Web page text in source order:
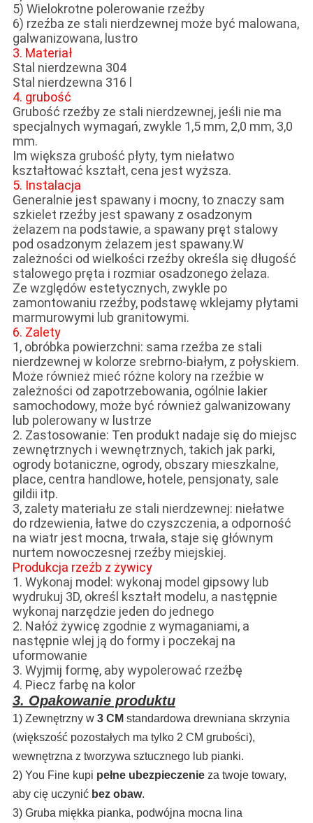
5) Wielokrotne polerowanie rzeźby
6) rzeźba ze stali nierdzewnej może być malowana,
galwanizowana, lustro
3. Materiał
Stal nierdzewna 304
Stal nierdzewna 316 l
4. grubość
Grubość rzeźby ze stali nierdzewnej, jeśli nie ma
specjalnych wymagań, zwykle 1,5 mm, 2,0 mm, 3,0
mm.
Im większa grubość płyty, tym niełatwo
kształtować kształt, cena jest wyższa.
5. Instalacja
Generalnie jest spawany i mocny, to znaczy sam
szkielet rzeźby jest spawany z osadzonym
żelazem na podstawie, a spawany pręt stalowy
pod osadzonym żelazem jest spawany.W
zależności od wielkości rzeźby określa się długość
stalowego pręta i rozmiar osadzonego żelaza.
Ze względów estetycznych, zwykle po
zamontowaniu rzeźby, podstawę wklejamy płytami
marmurowymi lub granitowymi.
6. Zalety
1, obróbka powierzchni: sama rzeźba ze stali
nierdzewnej w kolorze srebrno-białym, z połyskiem.
Może również mieć różne kolory na rzeźbie w
zależności od zapotrzebowania, ogólnie lakier
samochodowy, może być również galwanizowany
lub polerowany w lustrze
2. Zastosowanie: Ten produkt nadaje się do miejsc
zewnętrznych i wewnętrznych, takich jak parki,
ogrody botaniczne, ogrody, obszary mieszkalne,
place, centra handlowe, hotele, pensjonaty, sale
gildii itp.
3, zalety materiału ze stali nierdzewnej: niełatwe
do rdzewienia, łatwe do czyszczenia, a odporność
na wiatr jest mocna, trwała, staje się głównym
nurtem nowoczesnej rzeźby miejskiej.
Produkcja rzeźb z żywicy
1. Wykonaj model: wykonaj model gipsowy lub
wydrukuj 3D, określ kształt modelu, a następnie
wykonaj narzędzie jeden do jednego
2. Nałóż żywicę zgodnie z wymaganiami, a
następnie wlej ją do formy i poczekaj na
uformowanie
3. Wyjmij formę, aby wypolerować rzeźbę
4. Piecz farbę na kolor
3. Opakowanie produktu
1) Zewnętrzny w 3 CM standardowa drewniana skrzynia
(większość pozostałych ma tylko 2 CM grubości),
wewnętrzna z tworzywa sztucznego lub pianki.
2) You Fine kupi pełne ubezpieczenieza twoje towary,
aby cię uczynić bez obaw.
3) Gruba miękka pianka, podwójna mocna lina